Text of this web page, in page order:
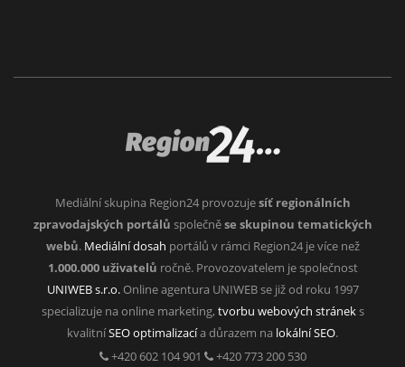
Mediální skupina Region24 provozujesíť regionálních
zpravodajských portálů společněse skupinou tematických
webů. Mediální dosah portálů v rámci Region24 je více než
1.000.000 uživatelů ročně. Provozovatelem je společnost
UNIWEB s.r.o.Online agentura UNIWEB se již od roku 1997
specializuje na online marketing, tvorbu webových stráneks
kvalitníSEO optimalizacía důrazem na lokální SEO.
+420 602 104 901
+420 773 200 530